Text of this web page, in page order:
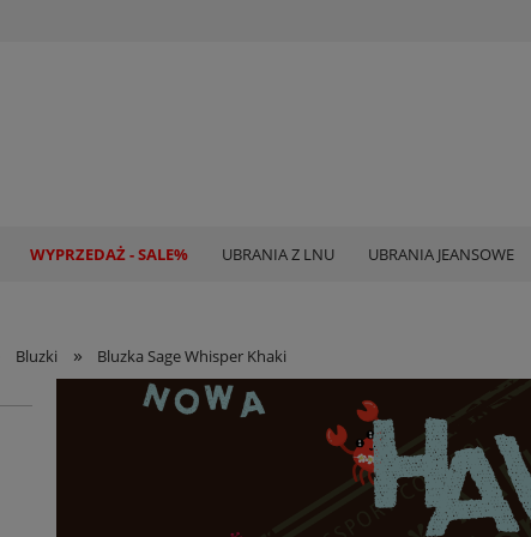
WYPRZEDAŻ - SALE% UBRANIA Z LNU UBRANIA JEANSOWE
Bluzki » Bluzka Sage Whisper Khaki